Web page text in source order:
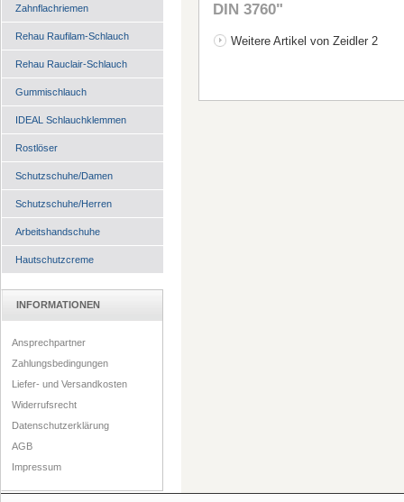
Zahnflachriemen
Rehau Raufilam-Schlauch
Rehau Rauclair-Schlauch
Gummischlauch
IDEAL Schlauchklemmen
Rostlöser
Schutzschuhe/Damen
Schutzschuhe/Herren
Arbeitshandschuhe
Hautschutzcreme
INFORMATIONEN
Ansprechpartner
Zahlungsbedingungen
Liefer- und Versandkosten
Widerrufsrecht
Datenschutzerklärung
AGB
Impressum
DIN 3760"
Weitere Artikel von Zeidler 2